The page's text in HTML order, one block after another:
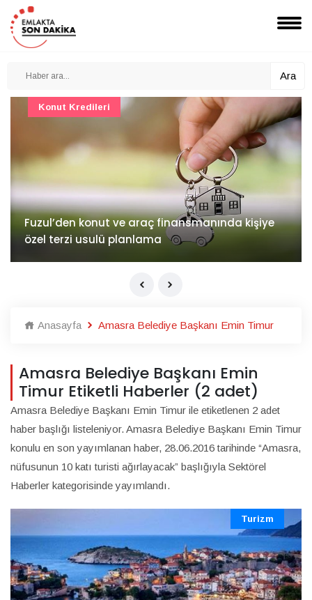
Ara
İv Kandilli'de yaşam yakında başlıyor
Konut Projeleri
Anasayfa Amasra Belediye Başkanı Emin Timur
Amasra Belediye Başkanı Emin
Timur Etiketli Haberler (2 adet)
Amasra Belediye Başkanı Emin Timur ile etiketlenen 2 adet
haber başlığı listeleniyor. Amasra Belediye Başkanı Emin Timur
konulu en son yayımlanan haber, 28.06.2016 tarihinde “Amasra,
nüfusunun 10 katı turisti ağırlayacak” başlığıyla Sektörel
Haberler kategorisinde yayımlandı.
Turizm